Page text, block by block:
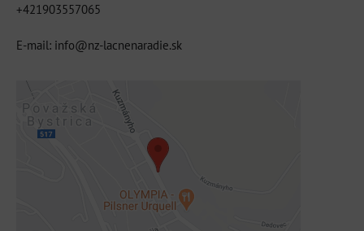
+421903557065
E-mail: info@nz-lacnenaradie.sk
Externý obsah je blokovaný Voľbami
súkromia
Prajete si načítať externý obsah?
Povoliť tentokrát